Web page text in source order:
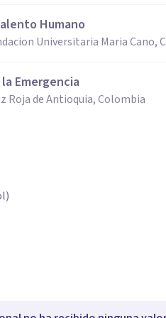
Humano
Universitaria Maria Cano,
Emergencia
Roja de Antioquia, Colombia